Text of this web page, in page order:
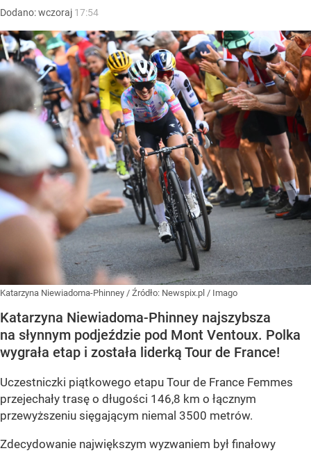
Dodano:wczoraj 17:54
Katarzyna Niewiadoma-Phinney / Źródło: Newspix.pl / Imago
Katarzyna Niewiadoma-Phinney najszybsza
na słynnym podjeździe pod Mont Ventoux. Polka
wygrała etap i została liderką Tour de France!
Uczestniczki piątkowego etapu Tour de France Femmes
przejechały trasę o długości 146,8 km o łącznym
przewyższeniu sięgającym niemal 3500 metrów.
Zdecydowanie największym wyzwaniem był finałowy